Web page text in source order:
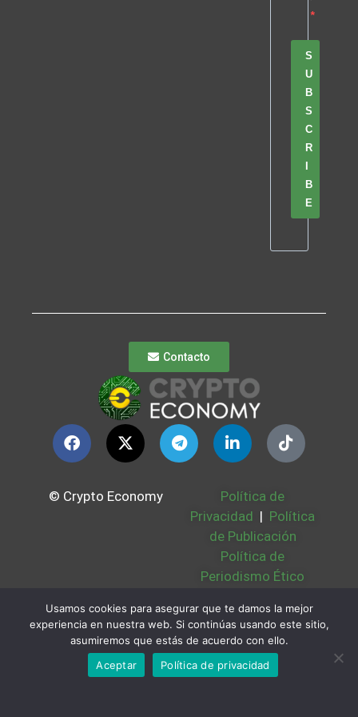
S
U
B
S
C
R
I
B
E
Contacto
© Crypto Economy
Política de
Privacidad | Política
de Publicación
Política de
Periodismo Ético
Bases Legales |
Partners | Sobre
Nosotros
Usamos cookies para asegurar que te damos la mejor
experiencia en nuestra web. Si continúas usando este sitio,
asumiremos que estás de acuerdo con ello.
Aceptar
Política de privacidad